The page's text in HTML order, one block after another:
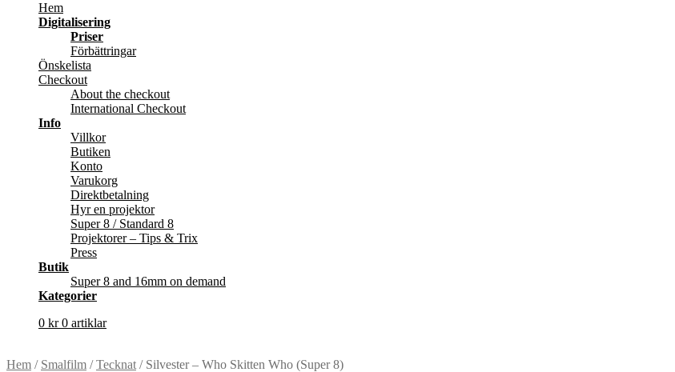
Hem
Digitalisering
Priser
Förbättringar
Önskelista
Checkout
About the checkout
International Checkout
Info
Villkor
Butiken
Konto
Varukorg
Direktbetalning
Hyr en projektor
Super 8 / Standard 8
Projektorer – Tips & Trix
Press
Butik
Super 8 and 16mm on demand
Kategorier
0 kr 0 artiklar
Hem / Smalfilm /Tecknat / Silvester – Who Skitten Who (Super 8)